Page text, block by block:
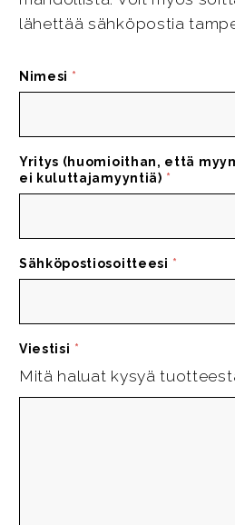
lähettää sähköpostia
Nimesi *
Yritys (huomioithan, että
ei kuluttajamyyntiä) *
Sähköpostiosoitteesi *
Viestisi *
Mitä haluat kysyä